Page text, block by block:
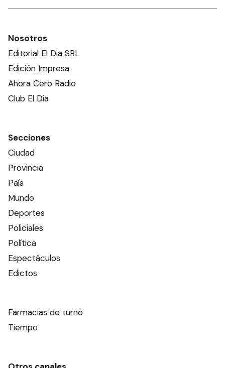
Nosotros
Editorial El Dia SRL
Edición Impresa
Ahora Cero Radio
Club El Día
Secciones
Ciudad
Provincia
País
Mundo
Deportes
Policiales
Política
Espectáculos
Edictos
Farmacias de turno
Tiempo